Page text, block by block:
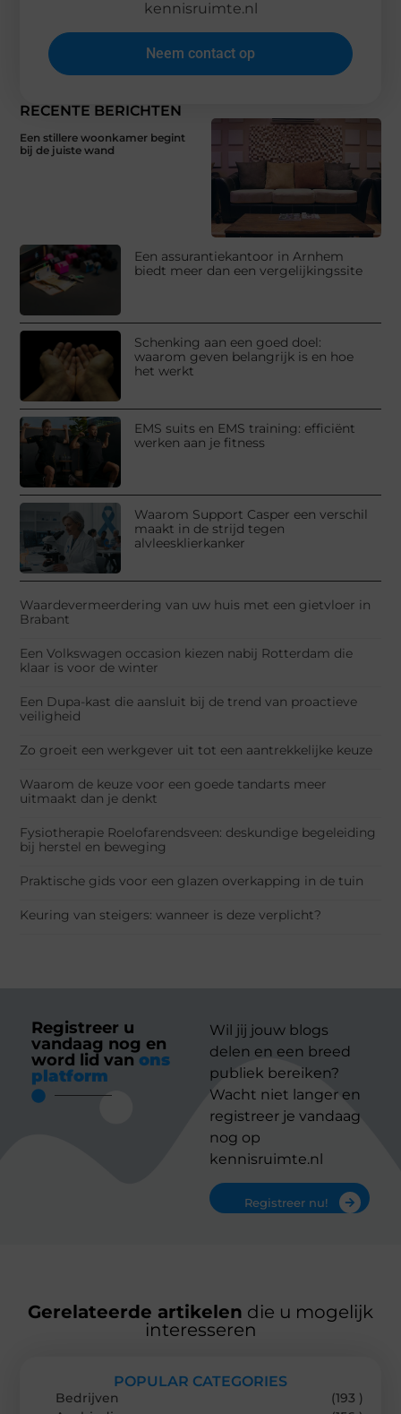
RECENTE BERICHTEN
Een stillere woonkamer begint
bij de juiste wand
Een assurantiekantoor in Arnhem
biedt meer dan een vergelijkingssite
Schenking aan een goed doel:
waarom geven belangrijk is en hoe
het werkt
EMS suits en EMS training: efficiënt
werken aan je fitness
Waarom Support Casper een verschil
maakt in de strijd tegen
alvleesklierkanker
Waardevermeerdering van uw huis met een gietvloer in
Brabant
Een Volkswagen occasion kiezen nabij Rotterdam die
klaar is voor de winter
Een Dupa-kast die aansluit bij de trend van proactieve
veiligheid
Zo groeit een werkgever uit tot een aantrekkelijke keuze
Waarom de keuze voor een goede tandarts meer
uitmaakt dan je denkt
Fysiotherapie Roelofarendsveen: deskundige begeleiding
bij herstel en beweging
Praktische gids voor een glazen overkapping in de tuin
Keuring van steigers: wanneer is deze verplicht?
kennisruimte.nl
Neem contact op
Registreer u
vandaag nog en
word lid van ons
platform
Wil jij jouw blogs
delen en een breed
publiek bereiken?
Wacht niet langer en
registreer je vandaag
nog op
kennisruimte.nl
Registreer nu!
Gerelateerde artikelen die u mogelijk
interesseren
POPULAR CATEGORIES
Bedrijven
(193 )